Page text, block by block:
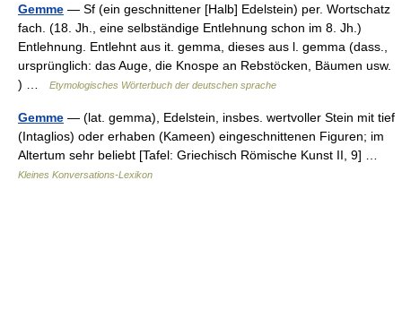
Gemme — Sf (ein geschnittener [Halb] Edelstein) per. Wortschatz
fach. (18. Jh., eine selbständige Entlehnung schon im 8. Jh.)
Entlehnung. Entlehnt aus it. gemma, dieses aus l. gemma (dass.,
ursprünglich: das Auge, die Knospe an Rebstöcken, Bäumen usw.
) …
Etymologisches Wörterbuch der deutschen sprache
Gemme — (lat. gemma), Edelstein, insbes. wertvoller Stein mit tief
(Intaglios) oder erhaben (Kameen) eingeschnittenen Figuren; im
Altertum sehr beliebt [Tafel: Griechisch Römische Kunst II, 9] …
Kleines Konversations-Lexikon